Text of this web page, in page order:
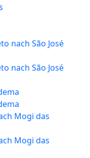
nach São José
nach São José
Mogi das
Mogi das